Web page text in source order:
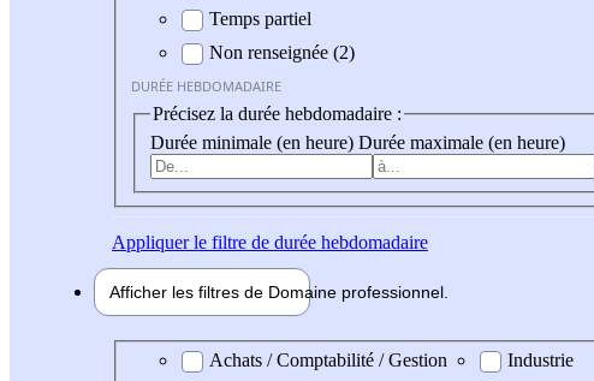
Temps partiel
Non renseignée (2)
DURÉE HEBDOMADAIRE
Précisez la durée hebdomadaire :
Durée minimale (en heure) Durée maximale (en heure)
Appliquerle filtre de durée hebdomadaire
Afficher les filtres de Domaine professionnel
Domaine professionel
Achats / Comptabilité / Gestion
Industrie